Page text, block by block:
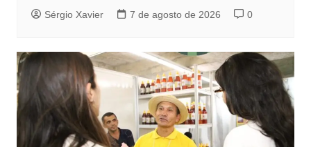
Sérgio Xavier 7 de agosto de 2026 0